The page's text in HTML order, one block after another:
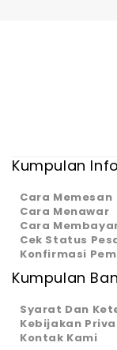
Kumpulan
Cara Memesan
Cara Menawar
Cara
Cek Status
Konfirmasi
Kumpulan
Syarat Dan
Kebijakan
Kontak Kami